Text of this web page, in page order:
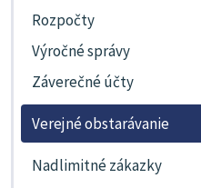
Rozpočty
Výročné správy
Záverečné účty
Verejné obstarávanie
Nadlimitné zákazky